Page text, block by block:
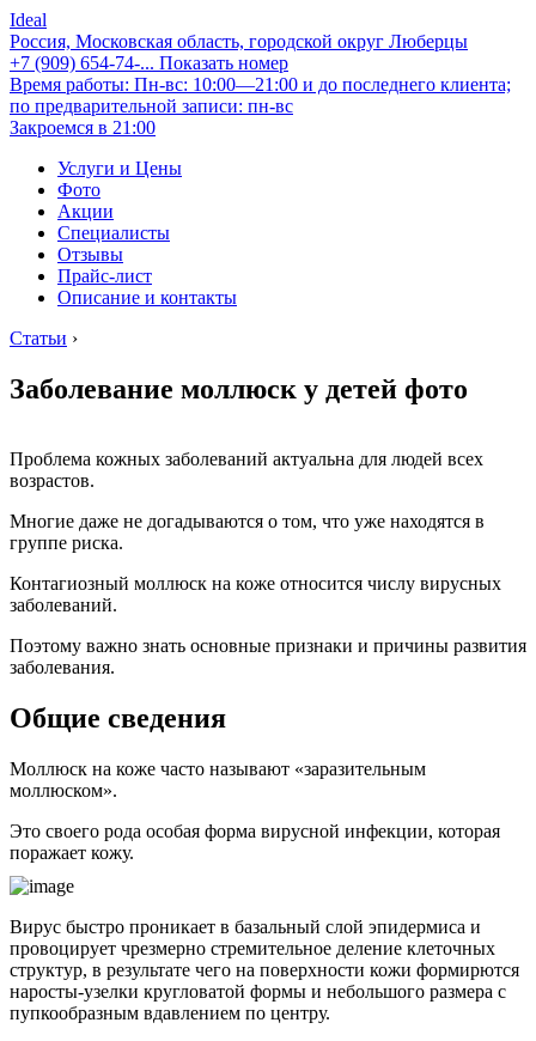
Ideal
Россия, Московская область, городской округ Люберцы
+7 (909) 654-74-... Показать номер
Время работы: Пн-вс: 10:00—21:00 и до последнего клиента;
по предварительной записи: пн-вс
Закроемся в 21:00
Услуги и Цены
Фото
Акции
Специалисты
Отзывы
Прайс-лист
Описание и контакты
Статьи ›
Заболевание моллюск у детей фото
Проблема кожных заболеваний актуальна для людей всех
возрастов.
Многие даже не догадываются о том, что уже находятся в
группе риска.
Контагиозный моллюск на коже относится числу вирусных
заболеваний.
Поэтому важно знать основные признаки и причины развития
заболевания.
Общие сведения
Моллюск на коже часто называют «заразительным
моллюском».
Это своего рода особая форма вирусной инфекции, которая
поражает кожу.
Вирус быстро проникает в базальный слой эпидермиса и
провоцирует чрезмерно стремительное деление клеточных
структур, в результате чего на поверхности кожи формирются
наросты-узелки кругловатой формы и небольшого размера с
пупкообразным вдавлением по центру.